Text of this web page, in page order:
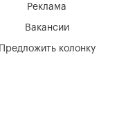
Вакансии
Реклама
Предложить колонку